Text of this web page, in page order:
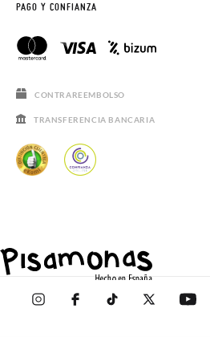
PAGO Y CONFIANZA
CONTRAREEMBOLSO
TRANSFERENCIA BANCARIA